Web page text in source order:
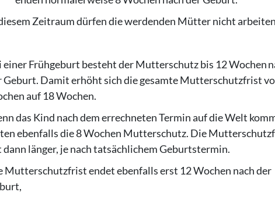
Zeitraum dürfen die werdenden Mütter nicht
einer Frühgeburt besteht der Mutterschutz bis 12 Wochen
Geburt. Damit erhöht sich die gesamte Mutterschutzfrist
auf 18 Wochen.
das Kind nach dem errechneten Termin auf die Welt
ebenfalls die 8 Wochen Mutterschutz. Die
dann länger, je nach tatsächlichem Geburtstermin.
Mutterschutzfrist endet ebenfalls erst 12 Wochen nach der